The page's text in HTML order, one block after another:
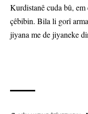
Kurdistanê cuda bû,
çêbibin. Bila li gorî
jiyana me de jiyaneke